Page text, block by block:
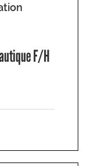
F/H